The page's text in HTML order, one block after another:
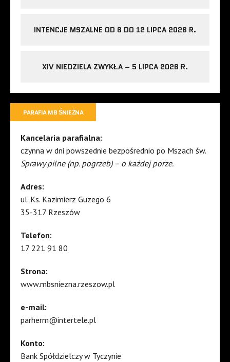
INTENCJE MSZALNE OD 6 DO 12 LIPCA 2026 R.
XIV NIEDZIELA ZWYKŁA – 5 LIPCA 2026 R.
PARAFIA MB ŚNIEŻNA
Kancelaria parafialna:
czynna w dni powszednie bezpośrednio po Mszach św.
Sprawy pilne (np. pogrzeb) – o każdej porze.
Adres:
ul. Ks. Kazimierz Guzego 6
35-317 Rzeszów
Telefon:
17 221 91 80
Strona:
www.mbsniezna.rzeszow.pl
e-mail:
parherm@intertele.pl
Konto:
Bank Spółdzielczy w Tyczynie